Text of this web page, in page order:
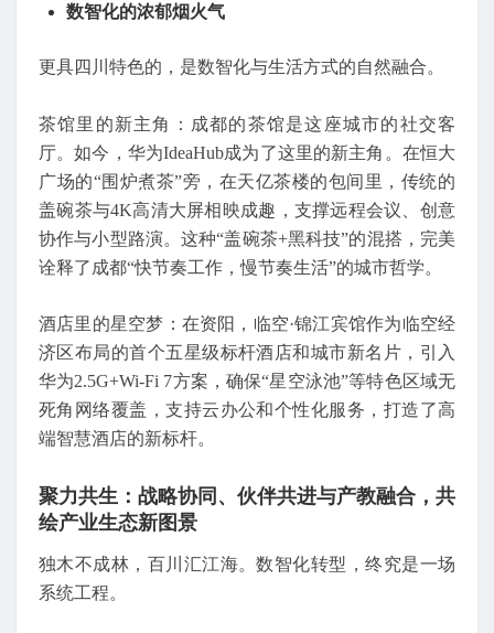
数智化的浓郁烟火气
更具四川特色的，是数智化与生活方式的自然融合。
茶馆里的新主角：成都的茶馆是这座城市的社交客
厅。如今，华为IdeaHub成为了这里的新主角。在恒大
广场的“围炉煮茶”旁，在天亿茶楼的包间里，传统的
盖碗茶与4K高清大屏相映成趣，支撑远程会议、创意
协作与小型路演。这种“盖碗茶+黑科技”的混搭，完美
诠释了成都“快节奏工作，慢节奏生活”的城市哲学。
酒店里的星空梦：在资阳，临空·锦江宾馆作为临空经
济区布局的首个五星级标杆酒店和城市新名片，引入
华为2.5G+Wi-Fi 7方案，确保“星空泳池”等特色区域无
死角网络覆盖，支持云办公和个性化服务，打造了高
端智慧酒店的新标杆。
聚力共生：战略协同、伙伴共进与产教融合，共
绘产业生态新图景
独木不成林，百川汇江海。数智化转型，终究是一场
系统工程。